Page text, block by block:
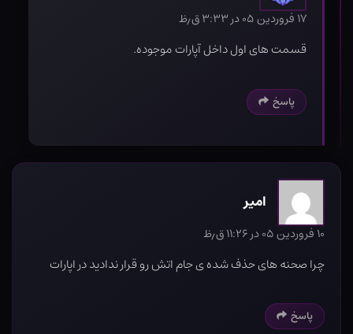
۱۷ فروردین ۰۵ در ۳:۳۳ ق٫ظ
قسمت های اول داخل آپارات موجوده.
پاسخ
امیر
۱۰ فروردین ۰۵ در ۱۱:۲۶ ق٫ظ
چرا صحنه های حذف شده ی جام اتش رو قرار ندادید در اپارات
پاسخ